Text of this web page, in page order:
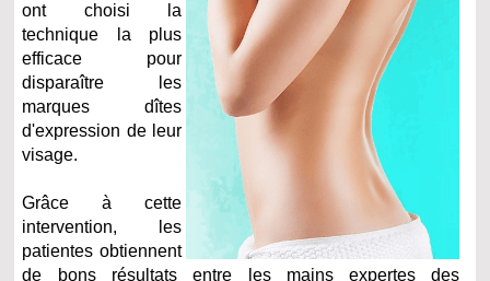
ont choisi la
technique la plus
efficace pour
disparaître les
marques dîtes
d'expression de leur
visage.
Grâce à cette
intervention, les
patientes obtiennent
de bons résultats entre les mains expertes des